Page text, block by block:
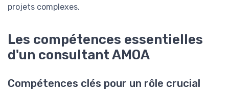
projets complexes.
Les compétences essentielles
d'un consultant AMOA
Compétences clés pour un rôle crucial